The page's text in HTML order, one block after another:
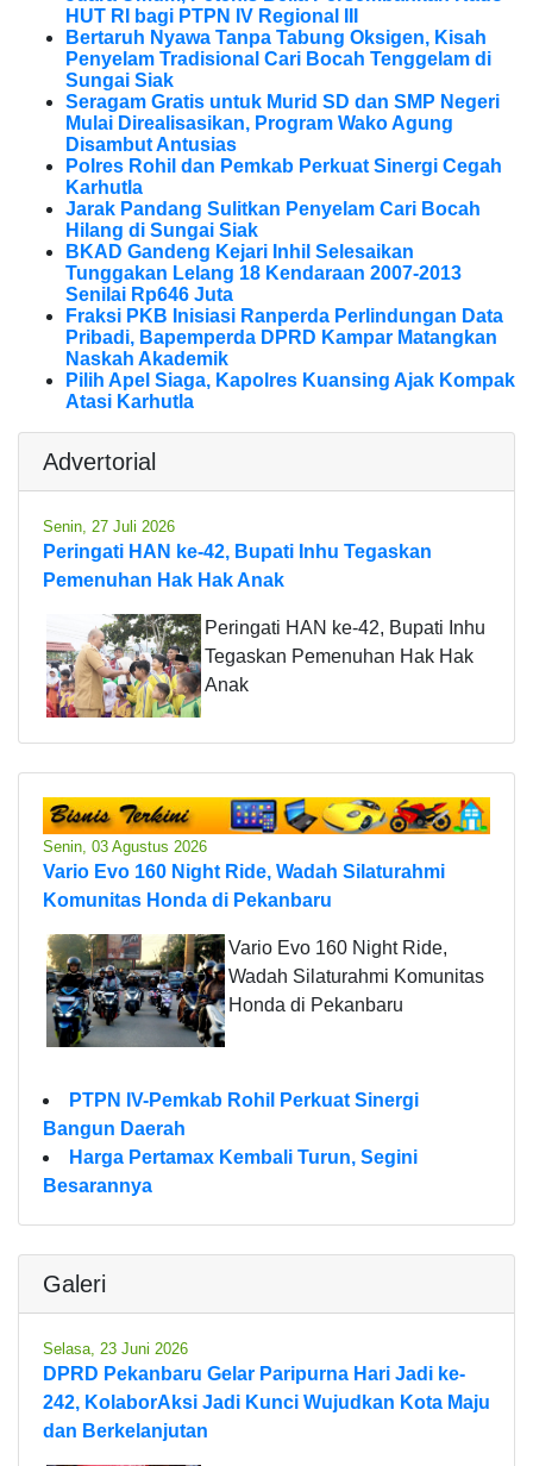
HUT RI bagi PTPN IV Regional III
Bertaruh Nyawa Tanpa Tabung Oksigen, Kisah
Penyelam Tradisional Cari Bocah Tenggelam di
Sungai Siak
Seragam Gratis untuk Murid SD dan SMP Negeri
Mulai Direalisasikan, Program Wako Agung
Disambut Antusias
Polres Rohil dan Pemkab Perkuat Sinergi Cegah
Karhutla
Jarak Pandang Sulitkan Penyelam Cari Bocah
Hilang di Sungai Siak
BKAD Gandeng Kejari Inhil Selesaikan
Tunggakan Lelang 18 Kendaraan 2007-2013
Senilai Rp646 Juta
Fraksi PKB Inisiasi Ranperda Perlindungan Data
Pribadi, Bapemperda DPRD Kampar Matangkan
Naskah Akademik
Pilih Apel Siaga, Kapolres Kuansing Ajak Kompak
Atasi Karhutla
Advertorial
Senin, 27 Juli 2026
Peringati HAN ke-42, Bupati Inhu Tegaskan
Pemenuhan Hak Hak Anak
Peringati HAN ke-42, Bupati Inhu
Tegaskan Pemenuhan Hak Hak
Anak
Senin, 03 Agustus 2026
Vario Evo 160 Night Ride, Wadah Silaturahmi
Komunitas Honda di Pekanbaru
Vario Evo 160 Night Ride,
Wadah Silaturahmi Komunitas
Honda di Pekanbaru
PTPN IV-Pemkab Rohil Perkuat Sinergi
Bangun Daerah
Harga Pertamax Kembali Turun, Segini
Besarannya
Galeri
Selasa, 23 Juni 2026
DPRD Pekanbaru Gelar Paripurna Hari Jadi ke-
242, KolaborAksi Jadi Kunci Wujudkan Kota Maju
dan Berkelanjutan